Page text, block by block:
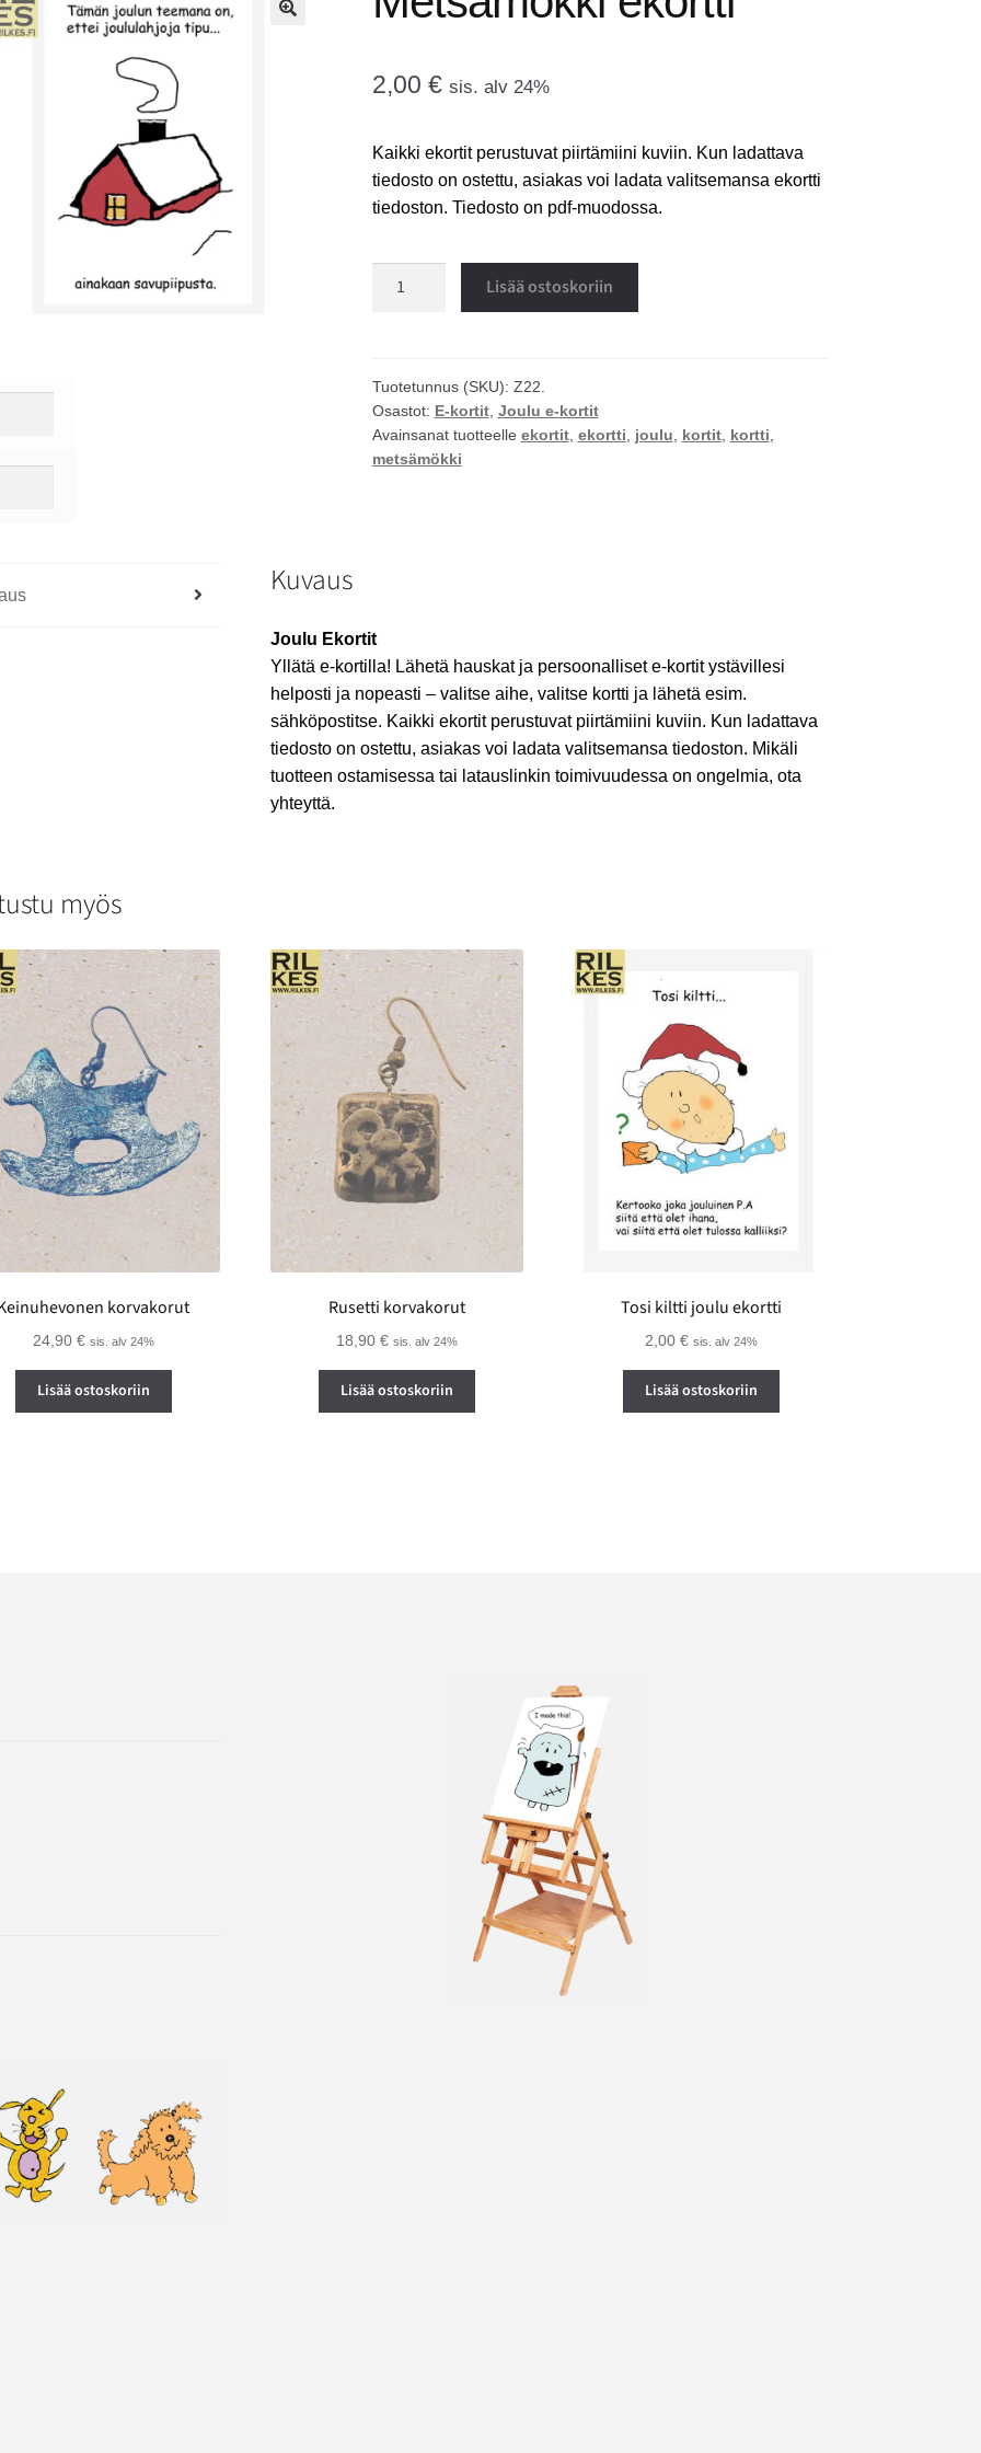
2,00 € sis. alv 24%
Kaikki ekortit perustuvat piirtämiini kuviin. Kun ladattava
tiedosto on ostettu, asiakas voi ladata valitsemansa ekortti
tiedoston. Tiedosto on pdf-muodossa.
Lisää ostoskoriin
Tuotetunnus (SKU): Z22.
Osastot: E-kortit, Joulu e-kortit
Avainsanat tuotteelle ekortit, ekortti joulu kortit, kortti
metsämökki
Kuvaus
Joulu Ekortit
Yllätä e-kortilla! Lähetä hauskat ja persoonalliset e-kortit ystävillesi
helposti ja nopeasti – valitse aihe, valitse kortti ja lähetä esim.
sähköpostitse. Kaikki ekortit perustuvat piirtämiini kuviin. Kun ladattava
tiedosto on ostettu, asiakas voi ladata valitsemansa tiedoston. Mikäli
tuotteen ostamisessa tai latauslinkin toimivuudessa on ongelmia, ota
yhteyttä.
myös
korvakorut
24,90 € sis. alv 24%
Lisää ostoskoriin
Rusetti korvakorut
18,90€ sis. alv 24%
Lisää ostoskoriin
Tosi kiltti joulu ekortti
2,00 € sis. alv 24%
Lisää ostoskoriin